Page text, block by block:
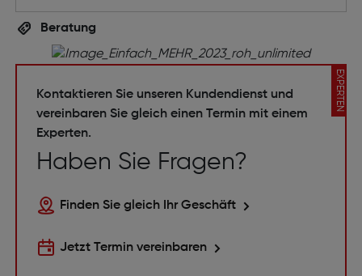
Beratung
EXPERTEN
Kontaktieren Sie unseren Kundendienst und
vereinbaren Sie gleich einen Termin mit einem
Experten.
Haben Sie Fragen?
Finden Sie gleich Ihr Geschäft
Jetzt Termin vereinbaren